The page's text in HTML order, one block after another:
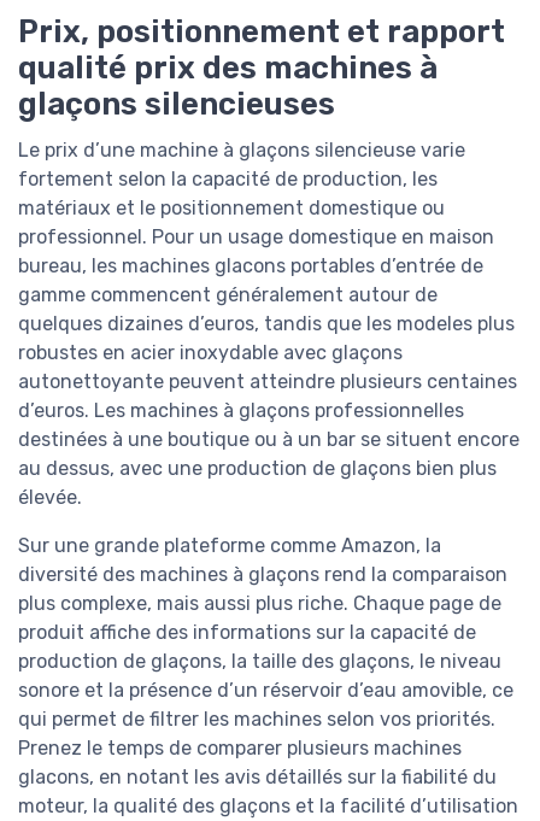
Prix, positionnement et rapport
qualité prix des machines à
glaçons silencieuses
Le prix d’une machine à glaçons silencieuse varie
fortement selon la capacité de production, les
matériaux et le positionnement domestique ou
professionnel. Pour un usage domestique en maison
bureau, les machines glacons portables d’entrée de
gamme commencent généralement autour de
quelques dizaines d’euros, tandis que les modeles plus
robustes en acier inoxydable avec glaçons
autonettoyante peuvent atteindre plusieurs centaines
d’euros. Les machines à glaçons professionnelles
destinées à une boutique ou à un bar se situent encore
au dessus, avec une production de glaçons bien plus
élevée.
Sur une grande plateforme comme Amazon, la
diversité des machines à glaçons rend la comparaison
plus complexe, mais aussi plus riche. Chaque page de
produit affiche des informations sur la capacité de
production de glaçons, la taille des glaçons, le niveau
sonore et la présence d’un réservoir d’eau amovible, ce
qui permet de filtrer les machines selon vos priorités.
Prenez le temps de comparer plusieurs machines
glacons, en notant les avis détaillés sur la fiabilité du
moteur, la qualité des glaçons et la facilité d’utilisation